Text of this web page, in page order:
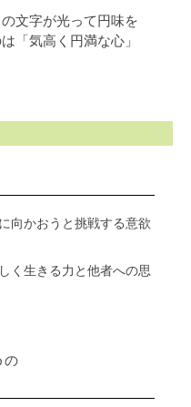
文字が光って円味を
「気高く円満な心」
向かおうと挑戦する意欲
く生きる力と他者への思
の